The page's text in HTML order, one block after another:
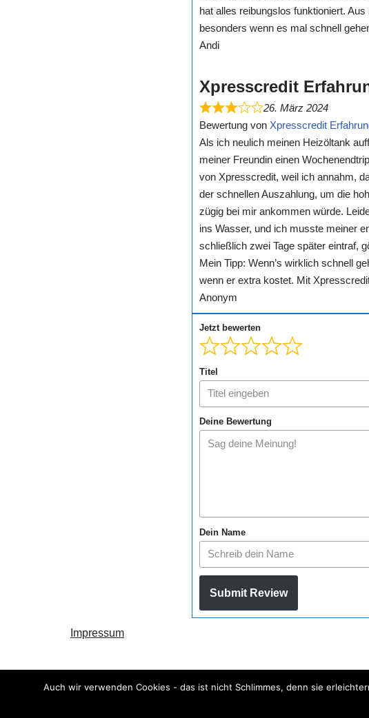
hat alles reibungslos funktioniert.
besonders wenn es mal schnell
Andi
Xpresscredit
26. März 2024
Bewertung von Xpresscredit
Als ich neulich meinen Heizöltank
meiner Freundin einen
von Xpresscredit, weil ich annahm,
der schnellen Auszahlung, um die
zügig bei mir ankommen würde.
ins Wasser, und ich musste meiner
schließlich zwei Tage später eintraf,
Mein Tipp: Wenn’s wirklich schnell
wenn er extra kostet. Mit
Anonym
Jetzt bewerten
Titel
Deine Bewertung
Dein Name
Submit Review
Impressum
Auch wir verwenden Cookies - das ist nicht Schlimmes, denn sie